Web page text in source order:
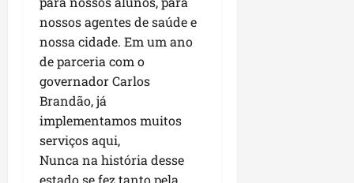
nossos agentes de saúde e
nossa cidade. Em um ano
de parceria com o
governador Carlos
Brandão, já
implementamos muitos
serviços aqui,
Nunca na história desse
estado se fez tanto pela